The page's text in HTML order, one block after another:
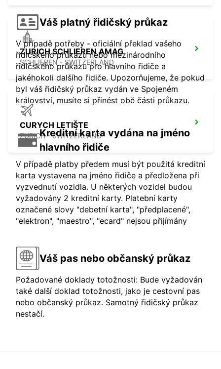
ZURICH SCHLIEREN AMAG
SCHLIEREN - SWITZERLAND
CURYCH LETIŠTE
ZURICH - SWITZERLAND
Váš platný řidičský průkaz
V případě potřeby - oficiální překlad vašeho
řidičského průkazu nebo mezinárodního
řidičského průkazu pro hlavního řidiče a
jakéhokoli dalšího řidiče. Upozorňujeme, že pokud
byl váš řidičský průkaz vydán ve Spojeném
království, musíte si přinést obě části průkazu.
Kreditní karta vydána na jméno
hlavního řidiče
V případě platby předem musí být použitá kreditní
karta vystavena na jméno řidiče a předložena při
vyzvednutí vozidla. U některých vozidel budou
vyžadovány 2 kreditní karty. Platební karty
označené slovy "debetní karta", "předplacené",
"elektron", "maestro", "ecard" nejsou přijímány
Váš pas nebo občanský průkaz
Požadované doklady totožnosti: Bude vyžadován
také další doklad totožnosti, jako je cestovní pas
nebo občanský průkaz. Samotný řidičský průkaz
nestačí.